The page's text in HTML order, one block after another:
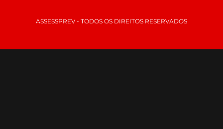
ASSESSPREV - TODOS OS DIREITOS RESERVADOS